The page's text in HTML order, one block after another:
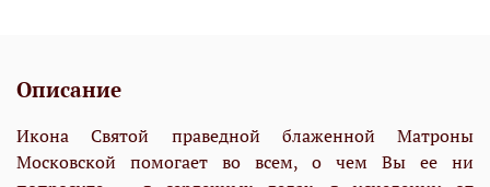
Описание
Икона Святой праведной блаженной Матроны
Московской помогает во всем, о чем Вы ее ни